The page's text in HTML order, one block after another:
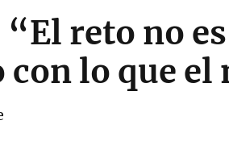
“El reto no
lo que el